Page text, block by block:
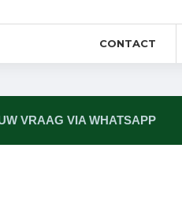
CONTACT
VRAAG VIA WHATSAPP